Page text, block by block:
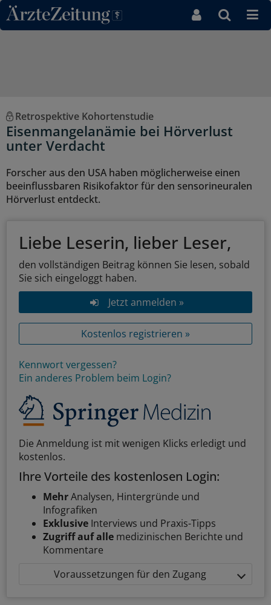
Direkt zum Inhaltsbereich
Retrospektive Kohortenstudie
Eisenmangelanämie bei Hörverlust
unter Verdacht
Forscher aus den USA haben möglicherweise einen
beeinflussbaren Risikofaktor für den sensorineuralen
Hörverlust entdeckt.
Liebe Leserin, lieber Leser,
den vollständigen Beitrag können Sie lesen, sobald
Sie sich eingeloggt haben.
Jetzt anmelden »
Kostenlos registrieren »
Kennwort vergessen?
Ein anderes Problem beim Login?
Die Anmeldung ist mit wenigen Klicks erledigt und
kostenlos.
Ihre Vorteile des kostenlosen Login:
MehrAnalysen, Hintergründe und
Infografiken
Exklusive Interviews und Praxis-Tipps
Zugriff auf alle medizinischen Berichte und
Kommentare
Voraussetzungen für den Zugang